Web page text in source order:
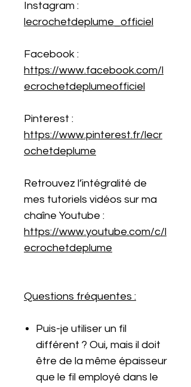
Instagram :
lecrochetdeplume_officiel
Facebook :
https://www.facebook.com/l
ecrochetdeplumeofficiel
Pinterest :
https://www.pinterest.fr/lecr
ochetdeplume
Retrouvez l’intégralité de
mes tutoriels vidéos sur ma
chaîne Youtube :
https://www.youtube.com/c/l
ecrochetdeplume
Questions fréquentes :
Puis-je utiliser un fil
différent ? Oui, mais il doit
être de la même épaisseur
que le fil employé dans le